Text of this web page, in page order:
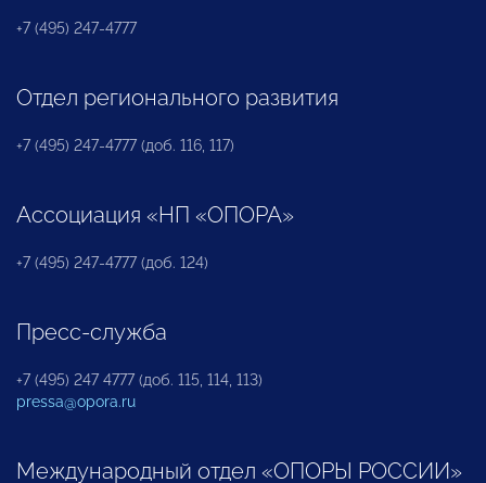
+7 (495) 247-4777
Отдел регионального развития
+7 (495) 247-4777 (доб. 116, 117)
Ассоциация «НП «ОПОРА»
+7 (495) 247-4777 (доб. 124)
Пресс-служба
+7 (495) 247 4777 (доб. 115, 114, 113)
pressa@opora.ru
Международный отдел «ОПОРЫ РОССИИ»